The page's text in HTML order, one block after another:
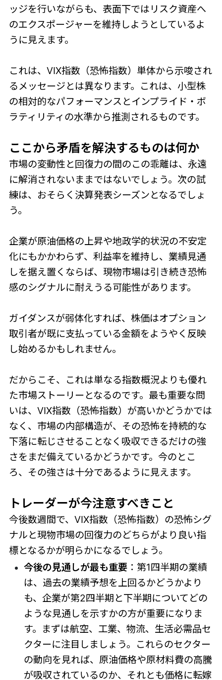
ッジを行いながらも、表面下ではリスク資産へ
のエクスポージャーを維持しようとしているよ
うに見えます。
これは、VIX指数（恐怖指数）単体から示唆され
るメッセージとは異なります。これは、小型株
の相対的なパフォーマンスとインプライド・ボ
ラティリティの水準から推測されるものです。
ここから矛盾を解決するものは何か
市場の変動性と回復力の間のこの乖離は、永遠
に解消されないままではないでしょう。次の試
練は、おそらく決算発表シーズンとなるでしょ
う。
企業が原油価格の上昇や地政学的状況の不安定
化にもかかわらず、利益率を維持し、業績見通
しを据え置くならば、現物市場は引き続き恐怖
感のシグナルに耐えうる可能性があります。
ガイダンスが弱体化すれば、株価はオプション
取引者が既に支払っている金額をようやく反映
し始めるかもしれません。
だからこそ、これは単なる指数概況よりも優れ
た市場ストーリーとなるのです。最も重要な問
いは、VIX指数（恐怖指数）が高いかどうかでは
なく、市場の内部構造が、その恐怖を持続的な
下落に転じさせることなく吸収できるだけの強
さをまだ備えているかどうかです。今のとこ
ろ、その強さは十分であるように見えます。
トレーダーが今注意すべきこと
今後数週間で、VIX指数（恐怖指数）の恐怖シグ
ナルと現物市場の回復力のどちらがより良い指
標となるかが明らかになるでしょう。
今後の見通しが最も重要：第1四半期の業績
は、過去の業績予想を上回るかどうかより
も、企業が第2四半期と下半期についてどの
ような見通しを示すかの方が重要になりま
す。まずは航空、工業、物流、生活必需品セ
クターに注目しましょう。これらのセクター
の動向を見れば、原油価格や原材料費の高騰
が吸収されているのか、それとも価格に転嫁